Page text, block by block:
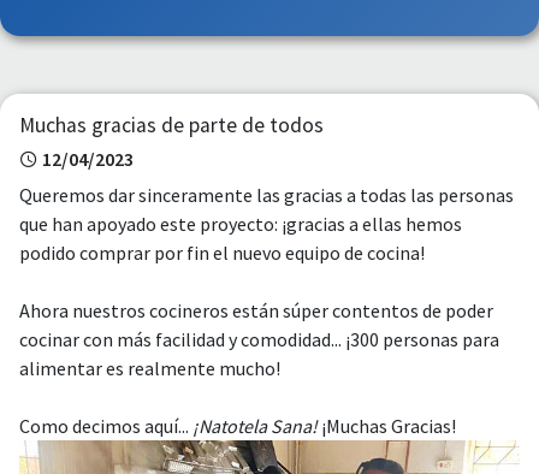
Muchas gracias de parte de todos
12/04/2023
Queremos dar sinceramente las gracias a todas las personas
que han apoyado este proyecto: ¡gracias a ellas hemos
podido comprar por fin el nuevo equipo de cocina!
Ahora nuestros cocineros están súper contentos de poder
cocinar con más facilidad y comodidad... ¡300 personas para
alimentar es realmente mucho!
Como decimos aquí... ¡Natotela Sana!¡Muchas Gracias!